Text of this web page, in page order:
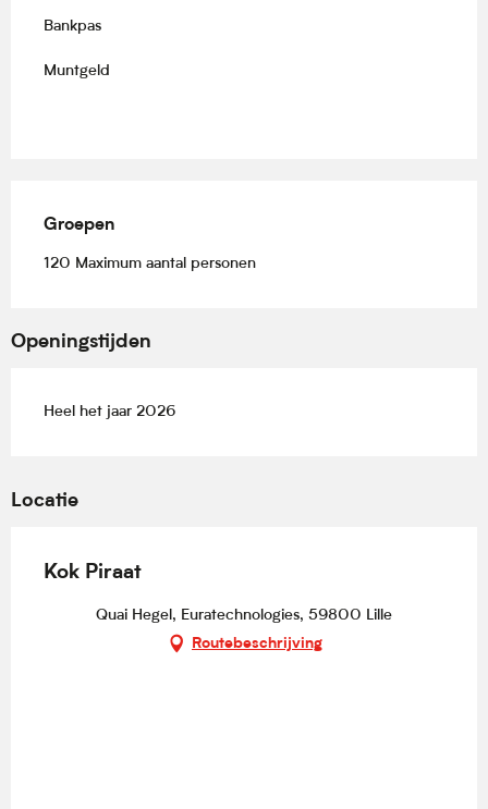
Bankpas
Muntgeld
Groepen
Groepen
120 Maximum aantal personen
Openingstijden
Heel het jaar 2026
Locatie
Kok Piraat
Quai Hegel, Euratechnologies, 59800 Lille
Routebeschrijving